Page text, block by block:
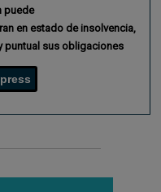
puede
en estado de insolvencia,
puntual sus obligaciones